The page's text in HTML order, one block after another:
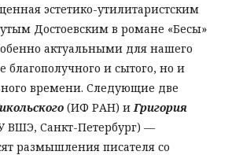
эстетико-утилитаристским
Достоевским в романе «Бесы»
актуальными для нашего
благополучного и сытого, но и
времени. Следующие две
(ИФ РАН) иГригория
ВШЭ, Санкт-Петербург) —
размышления писателя со